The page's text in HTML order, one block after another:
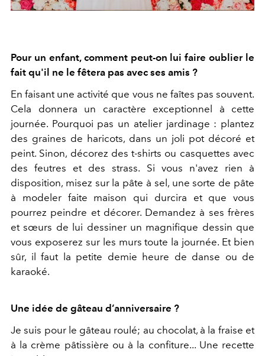
Pour un enfant, comment peut-on lui faire oublier le
fait qu'il ne le fêtera pas avec ses amis ?
En faisant une activité que vous ne faîtes pas souvent.
Cela donnera un caractère exceptionnel à cette
journée. Pourquoi pas un atelier jardinage : plantez
des graines de haricots, dans un joli pot décoré et
peint. Sinon, décorez des t-shirts ou casquettes avec
des feutres et des strass. Si vous n'avez rien à
disposition, misez sur la pâte à sel, une sorte de pâte
à modeler faite maison qui durcira et que vous
pourrez peindre et décorer. Demandez à ses frères
et sœurs de lui dessiner un magnifique dessin que
vous exposerez sur les murs toute la journée. Et bien
sûr, il faut la petite demie heure de danse ou de
karaoké.
Une idée de gâteau d’anniversaire ?
Je suis pour le gâteau roulé; au chocolat, à la fraise et
à la crème pâtissière ou à la confiture... Une recette